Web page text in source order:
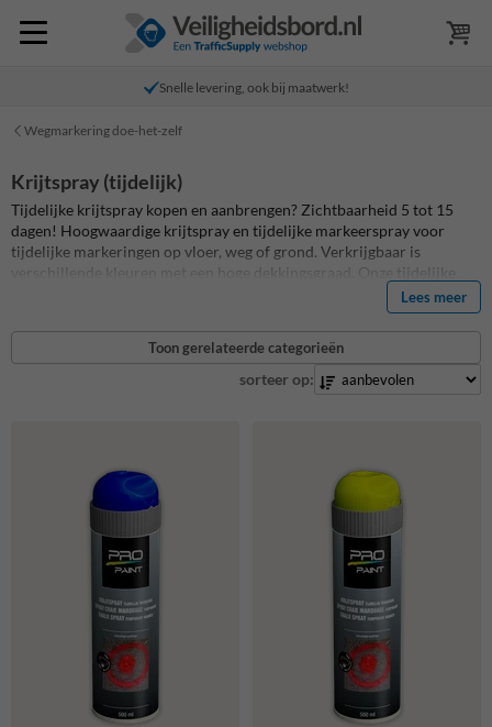
Snelle levering, ook bij maatwerk!
Wegmarkering doe-het-zelf
Krijtspray (tijdelijk)
Tijdelijke krijtspray kopen en aanbrengen? Zichtbaarheid 5 tot 15
dagen! Hoogwaardige krijtspray en tijdelijke markeerspray voor
tijdelijke markeringen op vloer, weg of grond. Verkrijgbaar is
verschillende kleuren met een hoge dekkingsgraad. Onze tijdelijke
markeersprays zijn milieuvriendelijk en zijn bij uitstek geschikt voor
het aanbrengen van tijdelijke markering bij evenementen,
calamiteiten, landbouw en nog veel meer. De tijdelijke
markeringsverf kan eenvoudig aangebracht worden vanuit de
spuitbus. Dankzij het 180° spuitventiel kunnen de markeersprays en
Lees meer
Toon gerelateerde categorieën
sorteer op: